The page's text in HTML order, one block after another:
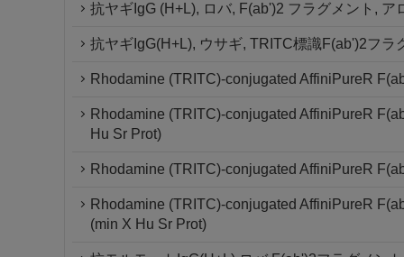
抗ヤギIgG (H+L), ロバ, F(ab')2 フラグメント,
抗ヤギIgG(H+L), ウサギ, TRITC標識F(ab')2フラ
Rhodamine (TRITC)-conjugated AffiniPureR
Rhodamine (TRITC)-conjugated AffiniPureR
Hu Sr Prot)
Rhodamine (TRITC)-conjugated AffiniPureR
Rhodamine (TRITC)-conjugated AffiniPureR
(min X Hu Sr Prot)